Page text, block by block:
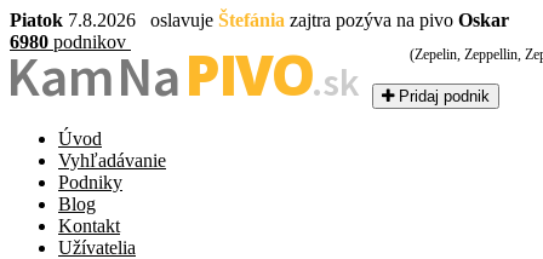
Piatok 7.8.2026 oslavuje Štefánia zajtra pozýva na pivo Oskar
6980 podnikov
Kam NaPIVO.sk Pridaj podnik
Úvod
Vyhľadávanie
Podniky
Blog
Kontakt
Užívatelia
(Zepelin, Zeppellin,